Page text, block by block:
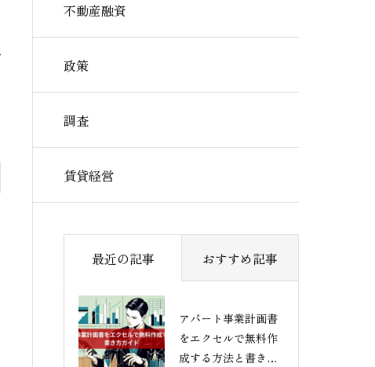
不動産融資
政策
調査
賃貸経営
最近の記事 おすすめ記事
アパート事業計画書
をエクセルで無料作
成する方法と書き方